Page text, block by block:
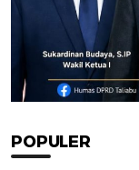
POPULER